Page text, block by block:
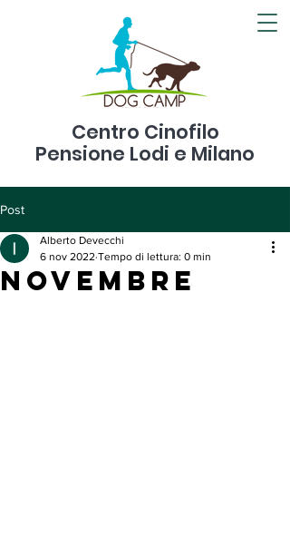
Centro Cinofilo
Pensione Lodi e Milano
Post
Novembre
Alberto Devecchi
6 nov 2022 Tempo di lettura: 0 min